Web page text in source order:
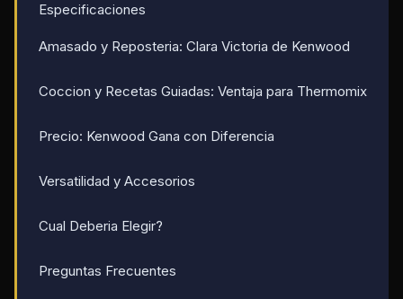
Especificaciones
Amasado y Reposteria: Clara Victoria de Kenwood
Coccion y Recetas Guiadas: Ventaja para Thermomix
Precio: Kenwood Gana con Diferencia
Versatilidad y Accesorios
Cual Deberia Elegir?
Preguntas Frecuentes